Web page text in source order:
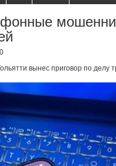
вынес приговор по